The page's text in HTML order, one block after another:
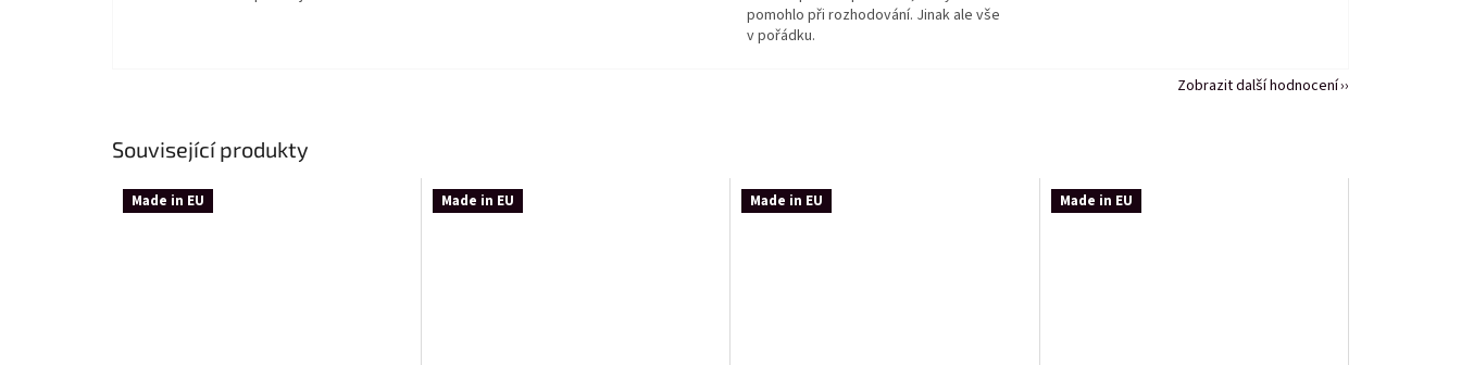
Související produkty
Made in EU Made in EU Made in EU Made in EU
pomohlo při rozhodování. Jinak ale vše
v pořádku.
Zobrazit další hodnocení